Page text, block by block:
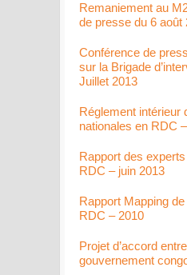
Remaniement au
de presse du 6 août
Conférence de
sur la Brigade
Juillet 2013
Réglement intérieur
nationales en RDC
Rapport des
RDC – juin 2013
Rapport Mapping de
RDC – 2010
Projet d’accord
gouvernement